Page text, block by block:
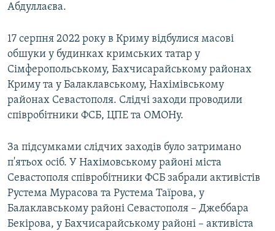
Абдуллаєва.
17 серпня 2022 року в Криму відбулися масові
обшуки у будинках кримських татар у
Сімферопольському, Бахчисарайському районах
Криму та у Балаклавському, Нахімівському
районах Севастополя. Слідчі заходи проводили
співробітники ФСБ, ЦПЕ та ОМОНу.
За підсумками слідчих заходів було затримано
п'ятьох осіб. У Нахімовському районі міста
Севастополя співробітники ФСБ забрали активістів
Рустема Мурасова та Рустема Таїрова, у
Балаклавському районі Севастополя – Джеббара
Бекірова, у Бахчисарайському районі – активіста